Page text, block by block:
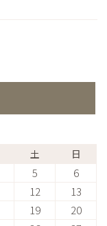
土 日
5
6
12
13
19
20